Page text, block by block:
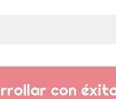
con